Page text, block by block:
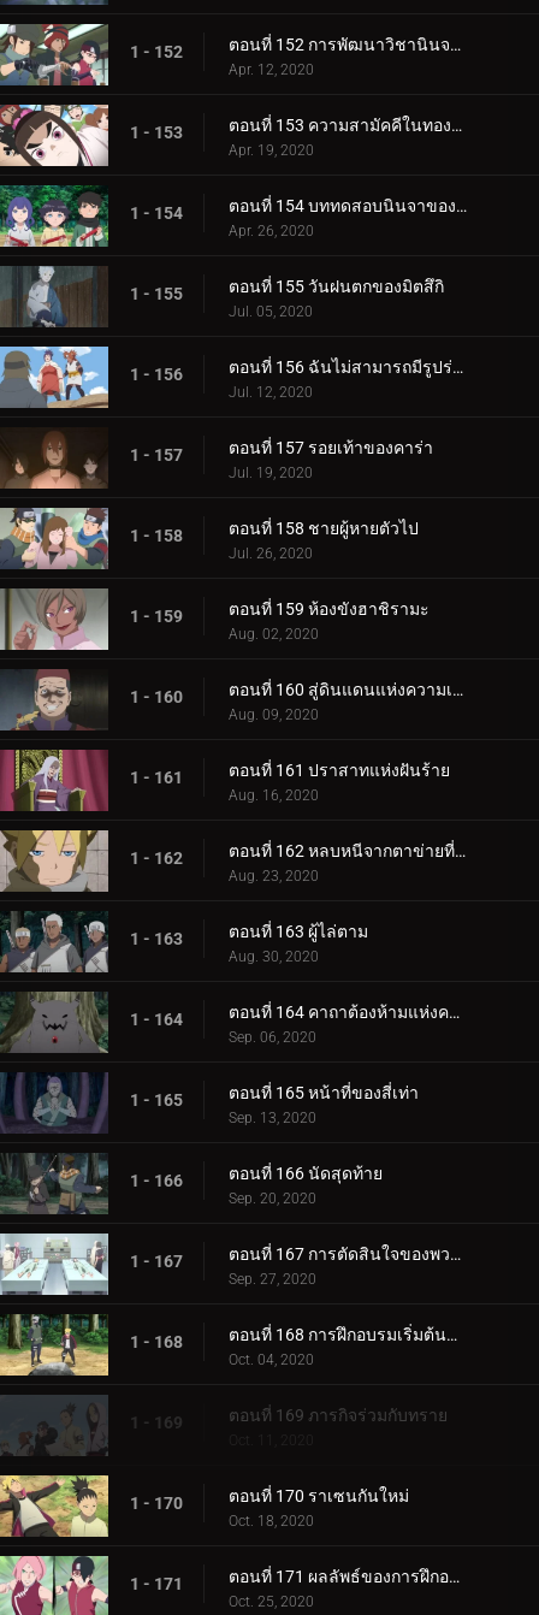
1 - 152 ตอนที่ 152 การพัฒนาวิชานินจาทางการแพทย์
Apr. 12, 2020
1 - 153 ตอนที่ 153 ความสามัคคีในทองคำ
Apr. 19, 2020
1 - 154 ตอนที่ 154 บททดสอบนินจาของฮิมาวาริ!!
Apr. 26, 2020
1 - 155 ตอนที่ 155 วันฝนตกของมิตสึกิ
Jul. 05, 2020
1 - 156 ตอนที่ 156 ฉันไม่สามารถมีรูปร่างผอมเพรียวได้
Jul. 12, 2020
1 - 157 ตอนที่ 157 รอยเท้าของคาร่า
Jul. 19, 2020
1 - 158 ตอนที่ 158 ชายผู้หายตัวไป
Jul. 26, 2020
1 - 159 ตอนที่ 159 ห้องขังฮาชิรามะ
Aug. 02, 2020
1 - 160 ตอนที่ 160 สู่ดินแดนแห่งความเงียบงัน
Aug. 09, 2020
1 - 161 ตอนที่ 161 ปราสาทแห่งฝันร้าย
Aug. 16, 2020
1 - 162 ตอนที่ 162 หลบหนีจากตาข่ายที่กระชับ
Aug. 23, 2020
1 - 163 ตอนที่ 163 ผู้ไล่ตาม
Aug. 30, 2020
1 - 164 ตอนที่ 164 คาถาต้องห้ามแห่งความตาย
Sep. 06, 2020
1 - 165 ตอนที่ 165 หน้าที่ของสี่เท่า
Sep. 13, 2020
1 - 166 ตอนที่ 166 นัดสุดท้าย
Sep. 20, 2020
1 - 167 ตอนที่ 167 การตัดสินใจของพวกเขา
Sep. 27, 2020
1 - 168 ตอนที่ 168 การฝึกอบรมเริ่มต้นขึ้น!
Oct. 04, 2020
1 - 169 ตอนที่ 169 ภารกิจร่วมกับทราย
Oct. 11, 2020
1 - 170 ตอนที่ 170 ราเซนกันใหม่
Oct. 18, 2020
1 - 171 ตอนที่ 171 ผลลัพธ์ของการฝึกอบรม
Oct. 25, 2020